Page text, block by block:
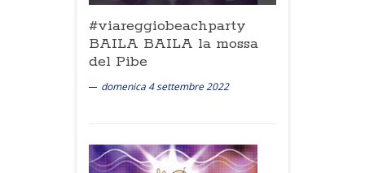
#viareggiobeachparty
BAILA BAILA la mossa
del Pibe
domenica 4 settembre 2022